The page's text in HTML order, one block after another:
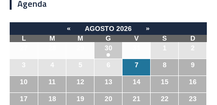
Agenda
« AGOSTO 2026
»
L
M M G V S
D
30 1 2
3 4 5 6 7 8 9
10 11 12 13 14 15 16
17 18 19 20 21 22 23